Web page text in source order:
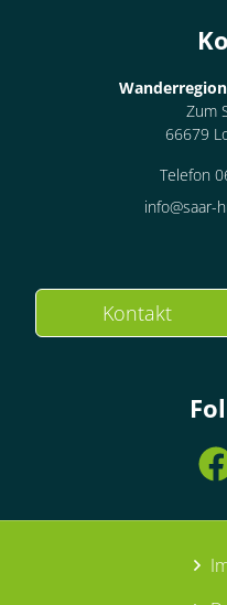
Zum
66679
Telefon
info@saar-
Kontakt